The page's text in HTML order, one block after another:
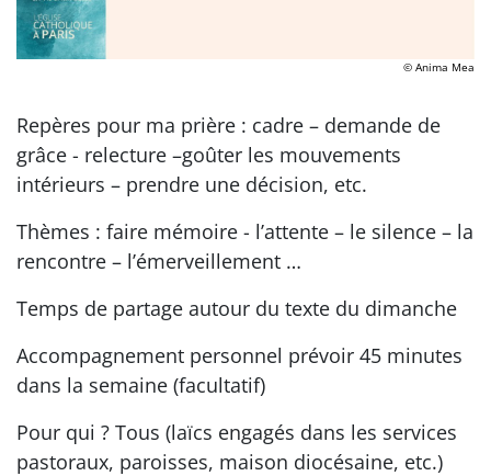
© Anima Mea
Repères pour ma prière : cadre – demande de
grâce - relecture –goûter les mouvements
intérieurs – prendre une décision, etc.
Thèmes : faire mémoire - l’attente – le silence – la
rencontre – l’émerveillement …
Temps de partage autour du texte du dimanche
Accompagnement personnel prévoir 45 minutes
dans la semaine (facultatif)
Pour qui ? Tous (laïcs engagés dans les services
pastoraux, paroisses, maison diocésaine, etc.)